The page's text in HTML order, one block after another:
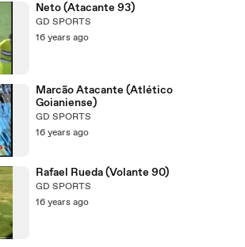
Neto (Atacante 93)
GD SPORTS
16 years ago
Marcão Atacante (Atlético
Goianiense)
GD SPORTS
16 years ago
Rafael Rueda (Volante 90)
GD SPORTS
16 years ago